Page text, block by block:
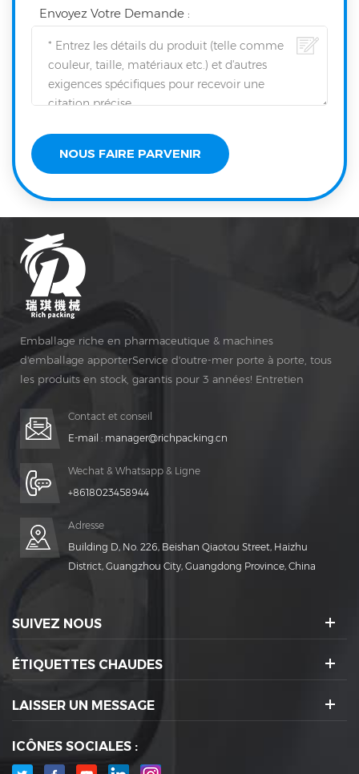
Envoyez Votre Demande :
Emballage riche en pharmaceutique & machines
d'emballage apporterService d'outre-mer porte à porte, tous
les produits en stock, garantis pour 3 années! Entretien
Contact et conseil
E-mail : manager@richpacking.cn
Wechat & Whatsapp & Ligne
+8618023458944
Adresse
Building D, No. 226, Beishan Qiaotou Street, Haizhu
District, Guangzhou City, Guangdong Province, China
SUIVEZ NOUS
ÉTIQUETTES CHAUDES
LAISSER UN MESSAGE
ICÔNES SOCIALES :